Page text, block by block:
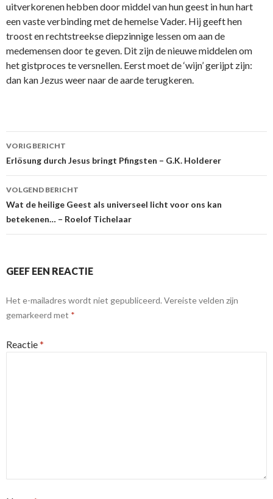
uitverkorenen hebben door middel van hun geest in hun hart
een vaste verbinding met de hemelse Vader. Hij geeft hen
troost en rechtstreekse diepzinnige lessen om aan de
medemensen door te geven. Dit zijn de nieuwe middelen om
het gistproces te versnellen. Eerst moet de ‘wijn’ gerijpt zijn:
dan kan Jezus weer naar de aarde terugkeren.
Berichtnavigatie
VORIG BERICHT
Erlösung durch Jesus bringt Pfingsten – G.K. Holderer
VOLGEND BERICHT
Wat de heilige Geest als universeel licht voor ons kan
betekenen… – Roelof Tichelaar
GEEF EEN REACTIE
Het e-mailadres wordt niet gepubliceerd. Vereiste velden zijn
gemarkeerd met *
Reactie*